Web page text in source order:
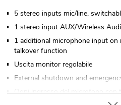
5 stereo inputs mic/line,
1 stereo input AUX/Wireless
1 additional microphone input
talkover function
Uscita monitor regolabile
External shutdown and
Ogni ingresso del microfono con